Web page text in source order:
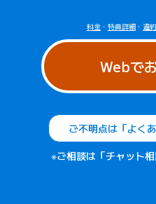
料金 ・ 特典詳細 ・ 違
Webで
ご不明点は「よく
※ご相談は「チャット